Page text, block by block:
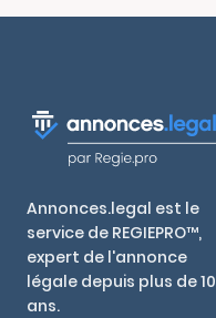
Annonces.legal est le
service de REGIEPRO™,
expert de l'annonce
légale depuis plus de 10
ans.